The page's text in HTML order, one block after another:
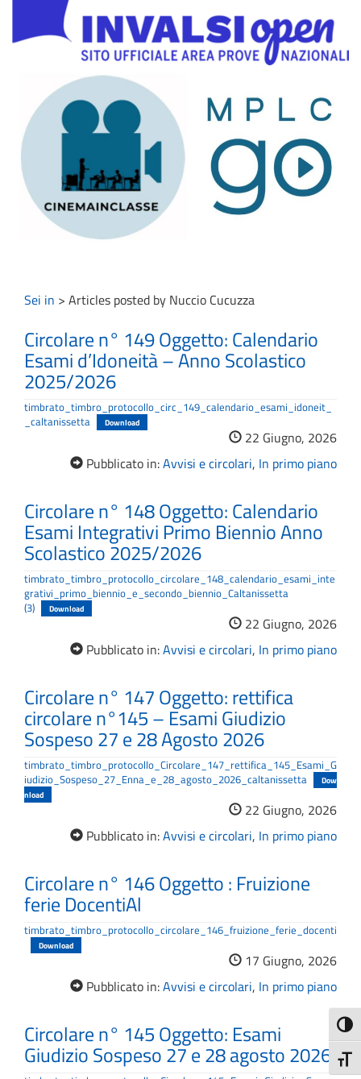
Sei in > Articles posted by Nuccio Cucuzza
Circolare n° 149 Oggetto: Calendario
Esami d’Idoneità – Anno Scolastico
2025/2026
timbrato_timbro_protocollo_circ_149_calendario_esami_idoneit_
_caltanissetta
Download
22 Giugno, 2026
Pubblicato in:Avvisi e circolari, In primo piano
Circolare n° 148 Oggetto: Calendario
Esami Integrativi Primo Biennio Anno
Scolastico 2025/2026
timbrato_timbro_protocollo_circolare_148_calendario_esami_inte
grativi_primo_biennio_e_secondo_biennio_Caltanissetta
(3)
Download
22 Giugno, 2026
Pubblicato in:Avvisi e circolari, In primo piano
Circolare n° 147 Oggetto: rettifica
circolare n°145 – Esami Giudizio
Sospeso 27 e 28 Agosto 2026
timbrato_timbro_protocollo_Circolare_147_rettifica_145_Esami_G
iudizio_Sospeso_27_Enna_e_28_agosto_2026_caltanissetta
Dow
nload
22 Giugno, 2026
Pubblicato in:Avvisi e circolari, In primo piano
Circolare n° 146 Oggetto : Fruizione
ferie DocentiAl
timbrato_timbro_protocollo_circolare_146_fruizione_ferie_docenti
Download
17 Giugno, 2026
Pubblicato in:Avvisi e circolari, In primo piano
Circolare n° 145 Oggetto: Esami
Giudizio Sospeso 27 e 28 agosto 2026